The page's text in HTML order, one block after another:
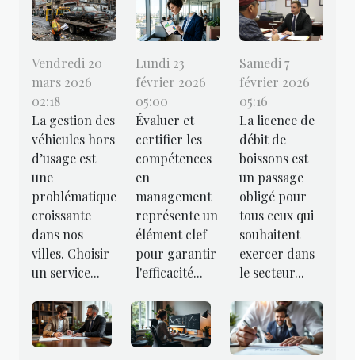
Vendredi 20
mars 2026
02:18
La gestion des
véhicules hors
d’usage est
une
problématique
croissante
dans nos
villes. Choisir
un service...
Lundi 23
février 2026
05:00
Évaluer et
certifier les
compétences
en
management
représente un
élément clef
pour garantir
l'efficacité...
Samedi 7
février 2026
05:16
La licence de
débit de
boissons est
un passage
obligé pour
tous ceux qui
souhaitent
exercer dans
le secteur...